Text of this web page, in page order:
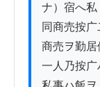
ナ）宿へ私
同商売按
商売ヲ勤
一人乃按